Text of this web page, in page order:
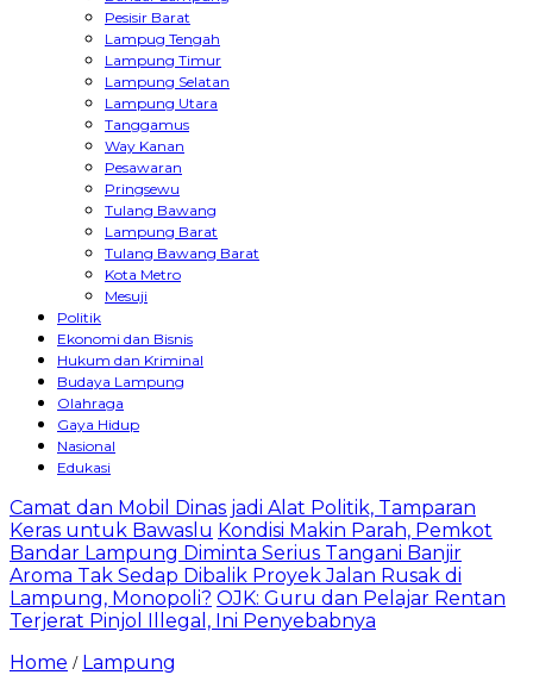
Pesisir Barat
Lampug Tengah
Lampung Timur
Lampung Selatan
Lampung Utara
Tanggamus
Way Kanan
Pesawaran
Pringsewu
Tulang Bawang
Lampung Barat
Tulang Bawang Barat
Kota Metro
Mesuji
Politik
Ekonomi dan Bisnis
Hukum dan Kriminal
Budaya Lampung
Olahraga
Gaya Hidup
Nasional
Edukasi
Camat dan Mobil Dinas jadi Alat Politik, Tamparan
Keras untuk Bawaslu Kondisi Makin Parah, Pemkot
Bandar Lampung Diminta Serius Tangani Banjir
Aroma Tak Sedap Dibalik Proyek Jalan Rusak di
Lampung, Monopoli? OJK: Guru dan Pelajar Rentan
Terjerat Pinjol Illegal, Ini Penyebabnya
Home / Lampung